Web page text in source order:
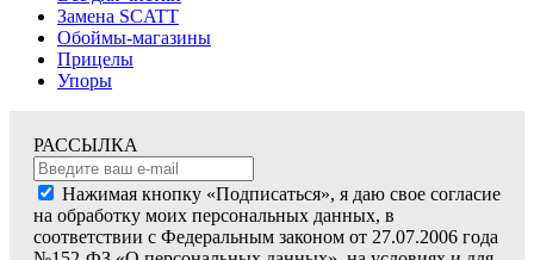
Замена SCATT
Обоймы-магазины
Прицелы
Упоры
РАССЫЛКА
Нажимая кнопку «Подписаться», я даю свое согласие
на обработку моих персональных данных, в
соответствии с Федеральным законом от 27.07.2006 года